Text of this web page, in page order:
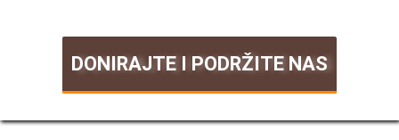
DONIRAJTE I PODRŽITE NAS